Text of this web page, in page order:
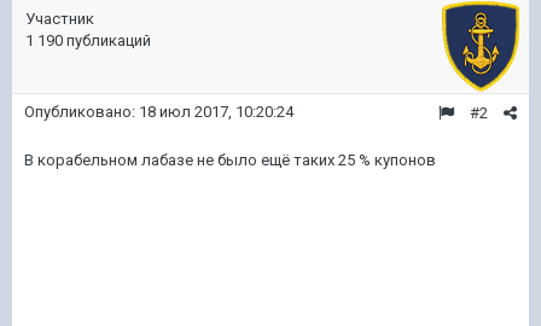
Участник
1 190 публикаций
#2
Опубликовано: 18 июл 2017, 10:20:24
В корабельном лабазе не было ещё таких 25 % купонов